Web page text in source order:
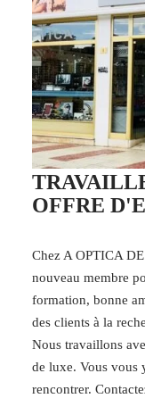
OFFRE
Chez A OPTICA
nouveau membre
formation, bonne
des clients à la
Nous travaillons
de luxe. Vous vous
rencontrer.